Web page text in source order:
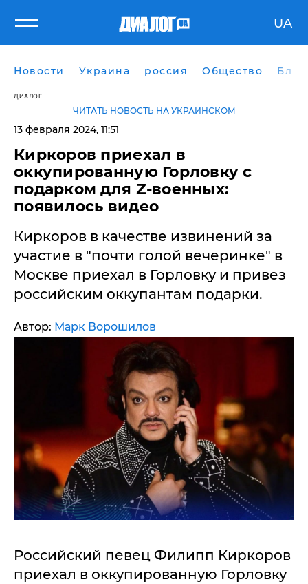
UA
Новости Украина россия Общество
ДИАЛОГ
ЧИТАТЬ НОВОСТЬ НА УКРАИНСКОМ
13 февраля 2024, 11:51
Киркоров приехал в
оккупированную Горловку с
подарком для Z-военных:
появилось видео
Киркоров в качестве извинений за
участие в "почти голой вечеринке" в
Москве приехал в Горловку и привез
российским оккупантам подарки.
Автор: Марк Ворошилов
Российский певец Филипп Киркоров
приехал в оккупированную Горловку